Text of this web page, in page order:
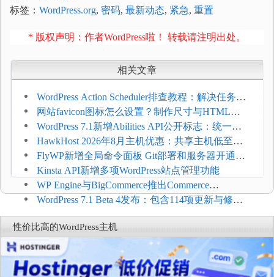
标签： WordPress.org, 密码, 最新动态, 紧急, 重置
* 版权声明：作者WordPress啦！ 转载请注明出处。
相关文章
WordPress Action Scheduler排查教程：解决任务积
压和订单延迟
网站favicon图标怎么设置？制作尺寸与HTML添
加方法
WordPress 7.1新增Abilities API公开标志：统一支
持REST API、MCP与AI代理
HawkHost 2026年8月主机优惠：共享主机低至
$2.61/月，高性能主机同步折扣
FlyWP新增全局命令面板 Git部署和服务器开通更
方便
Kinsta API新增多项WordPress站点管理功能
WP Engine与BigCommerce推出Commerce
Connect：WordPress商店可保留前台体验并扩展电
商能力
WordPress 7.1 Beta 4发布：包含114项更新与修
复，仅建议在测试环境体验
性价比高的WordPress主机